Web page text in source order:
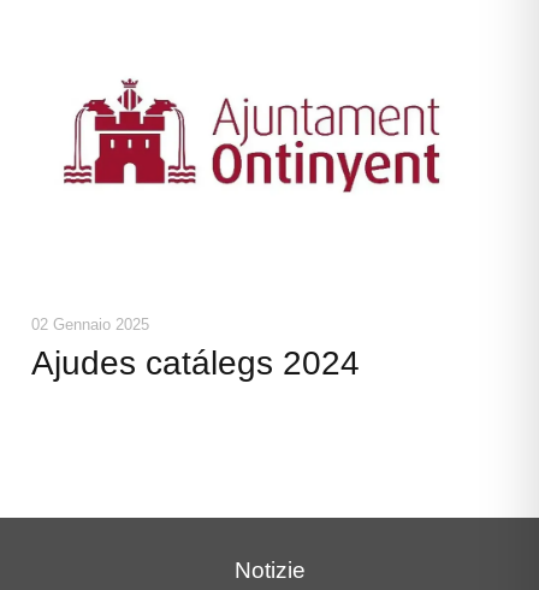
02 Gennaio 2025
Ajudes catálegs 2024
Notizie